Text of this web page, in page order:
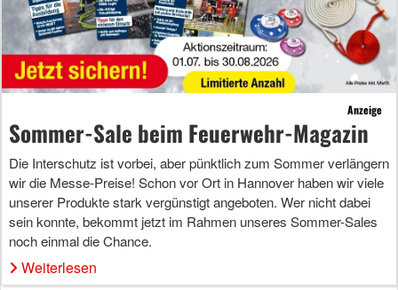
Anzeige
Sommer-Sale beim Feuerwehr-Magazin
Die Interschutz ist vorbei, aber pünktlich zum Sommer verlängern
wir die Messe-Preise! Schon vor Ort in Hannover haben wir viele
unserer Produkte stark vergünstigt angeboten. Wer nicht dabei
sein konnte, bekommt jetzt im Rahmen unseres Sommer-Sales
noch einmal die Chance.
Weiterlesen